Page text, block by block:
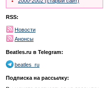
RSS:
Новости
Анонсы
Beatles.ru в Telegram:
beatles_ru
Подписка на рассылку: